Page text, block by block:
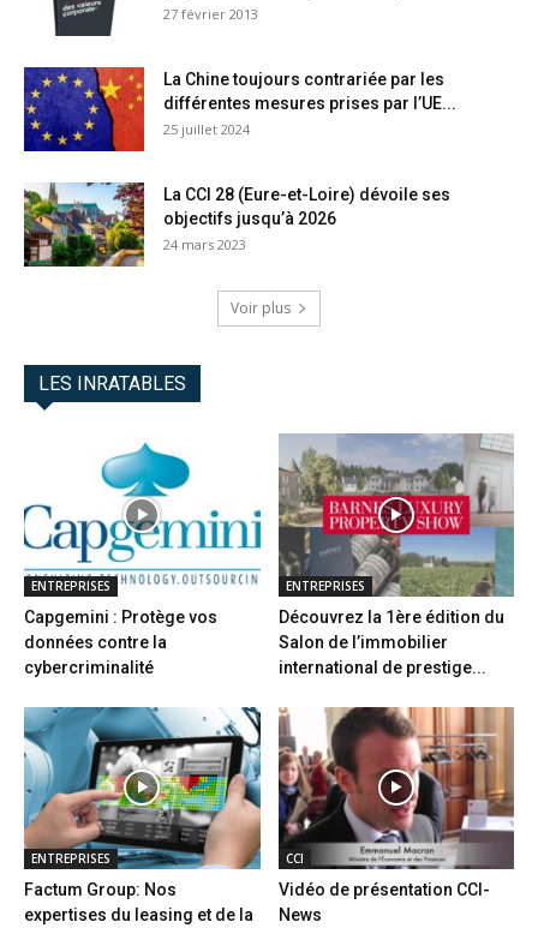
27 février 2013
La Chine toujours contrariée par les
différentes mesures prises par l’UE...
25 juillet 2024
La CCI 28 (Eure-et-Loire) dévoile ses
objectifs jusqu’à 2026
24 mars 2023
Voir plus
LES INRATABLES
ENTREPRISES
Capgemini : Protège vos
données contre la
cybercriminalité
ENTREPRISES
Découvrez la 1ère édition du
Salon de l’immobilier
international de prestige...
ENTREPRISES
Factum Group: Nos
expertises du leasing et de la
CCI
Vidéo de présentation CCI-
News